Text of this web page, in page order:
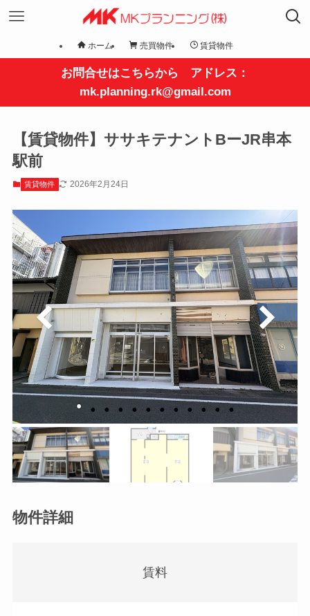
ホーム 売買物件 賃貸物件
お問合せはこちらから アドレス：
mk.planning.rk@gmail.com
【賃貸物件】ササキテナントBーJR串本
駅前
賃貸物件 2026年2月24日
物件詳細
賃料